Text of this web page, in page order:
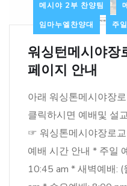
메시야 2부 찬양팀
임마누엘찬양대 주
워싱턴메시야
페이지 안내
아래 워싱톤메시야장
클릭하시면 예배및 설
☞ 워싱톤메시야장로
예배 시간 안내 * 주일
10:45 am * 새벽예배: